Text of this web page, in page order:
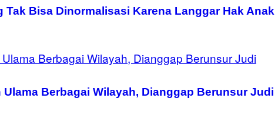
Bisa Dinormalisasi Karena Langgar Hak Anak
Berbagai Wilayah, Dianggap Berunsur Judi